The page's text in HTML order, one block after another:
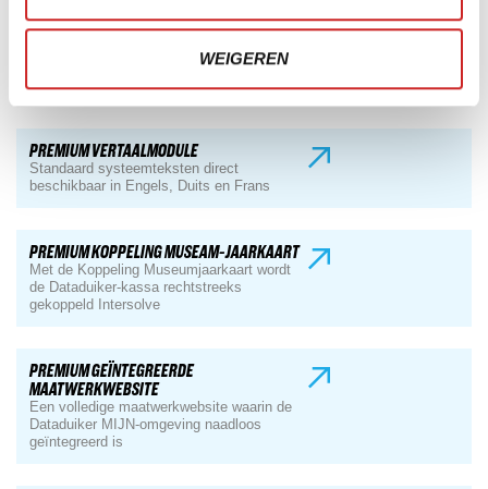
WEIGEREN
PREMIUM MODULE TWEEDE SCHERM BIJ
Alle scans live in beeld bij de kassa
PREMIUM VERTAALMODULE
Standaard systeemteksten direct
beschikbaar in Engels, Duits en Frans
PREMIUM KOPPELING MUSEAM-JAARKAART
Met de Koppeling Museumjaarkaart wordt
de Dataduiker-kassa rechtstreeks
gekoppeld Intersolve
PREMIUM GEÏNTEGREERDE
MAATWERKWEBSITE
Een volledige maatwerkwebsite waarin de
Dataduiker MIJN-omgeving naadloos
geïntegreerd is